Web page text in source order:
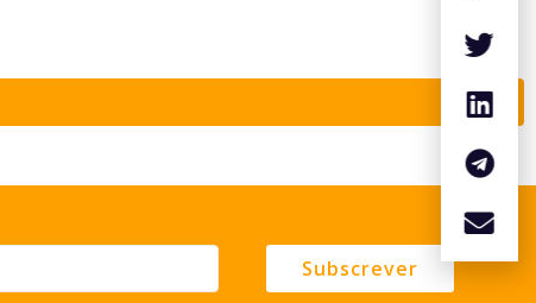
Subscrever